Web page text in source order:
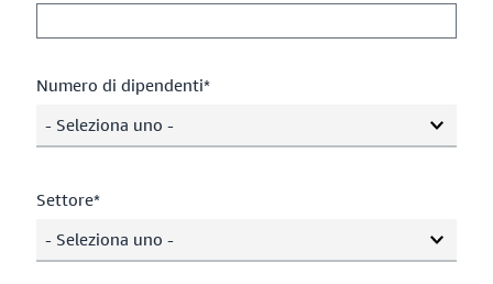
Numero di dipendenti*
- Seleziona uno -
Settore*
- Seleziona uno -